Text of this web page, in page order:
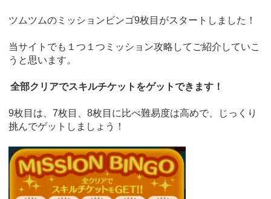
ツムツムのミッションビンゴ9枚目がスタートしました！
当サイトでも１つ１つミッション攻略してご紹介していこ
うと思います。
全部クリアでスキルチケットをゲットできます！
9枚目は、7枚目、8枚目に比べ難易度は高めで、じっくり
挑んでゲットしましょう！